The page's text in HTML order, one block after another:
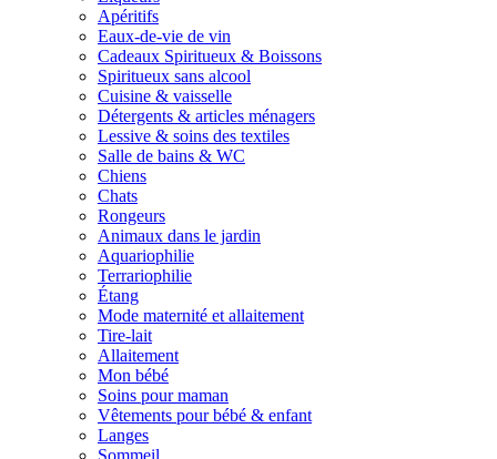
Apéritifs
Eaux-de-vie de vin
Cadeaux Spiritueux & Boissons
Spiritueux sans alcool
Cuisine & vaisselle
Détergents & articles ménagers
Lessive & soins des textiles
Salle de bains & WC
Chiens
Chats
Rongeurs
Animaux dans le jardin
Aquariophilie
Terrariophilie
Étang
Mode maternité et allaitement
Tire-lait
Allaitement
Mon bébé
Soins pour maman
Vêtements pour bébé & enfant
Langes
Sommeil